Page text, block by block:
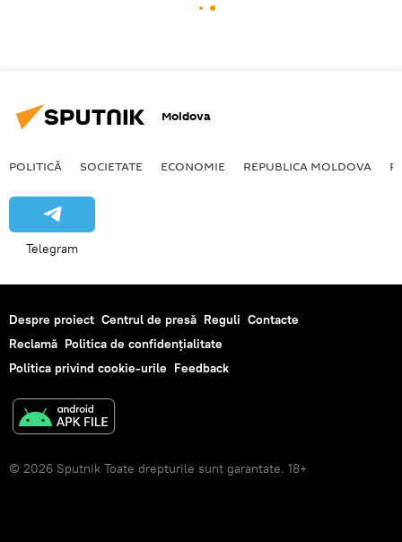
Moldova
POLITICĂ SOCIETATE ECONOMIE REPUBLICA MOLDOVA
Telegram
Despre proiect Centrul de presă Reguli Contacte
Reclamă Politica de confidențialitate
Politica privind cookie-urile Feedback
© 2026 Sputnik Toate drepturile sunt garantate. 18+